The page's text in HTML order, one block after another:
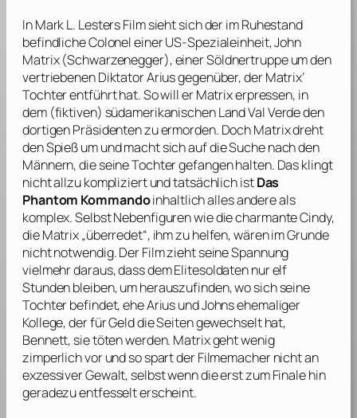
InMark L. LestersFilm sieht sich der im Ruhestand
befindliche Colonel einer US-Spezialeinheit, John
Matrix (Schwarzenegger), einer Söldnertruppe um den
vertriebenen Diktator Arius gegenüber, der Matrix’
Tochter entführt hat. So will er Matrix erpressen, in
dem (fiktiven) südamerikanischen Land Val Verde den
dortigen Präsidenten zu ermorden. Doch Matrix dreht
den Spieß um und macht sich auf die Suche nach den
Männern, die seine Tochter gefangen halten. Das klingt
nicht allzu kompliziert und tatsächlich istDas
Phantom Kommandoinhaltlich alles andere als
komplex. Selbst Nebenfiguren wie die charmante Cindy,
die Matrix „überredet“, ihm zu helfen, wären im Grunde
nicht notwendig. Der Film zieht seine Spannung
vielmehr daraus, dass dem Elitesoldaten nur elf
Stunden bleiben, um herauszufinden, wo sich seine
Tochter befindet, ehe Arius und Johns ehemaliger
Kollege, der für Geld die Seiten gewechselt hat,
Bennett, sie töten werden. Matrix geht wenig
zimperlich vor und so spart der Filmemacher nicht an
exzessiver Gewalt, selbst wenn die erst zum Finale hin
geradezu entfesselt erscheint.